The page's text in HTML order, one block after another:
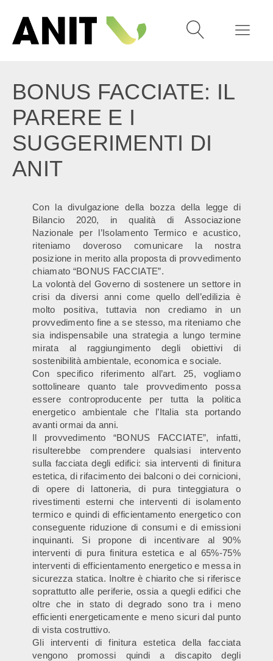
BONUS FACCIATE: IL
PARERE E I
SUGGERIMENTI DI
ANIT
Con la divulgazione della bozza della legge di
Bilancio 2020, in qualità di Associazione
Nazionale per l’Isolamento Termico e acustico,
riteniamo doveroso comunicare la nostra
posizione in merito alla proposta di provvedimento
chiamato “BONUS FACCIATE”.
La volontà del Governo di sostenere un settore in
crisi da diversi anni come quello dell’edilizia è
molto positiva, tuttavia non crediamo in un
provvedimento fine a se stesso, ma riteniamo che
sia indispensabile una strategia a lungo termine
mirata al raggiungimento degli obiettivi di
sostenibilità ambientale, economica e sociale.
Con specifico riferimento all’art. 25, vogliamo
sottolineare quanto tale provvedimento possa
essere controproducente per tutta la politica
energetico ambientale che l’Italia sta portando
avanti ormai da anni.
Il provvedimento “BONUS FACCIATE”, infatti,
risulterebbe comprendere qualsiasi intervento
sulla facciata degli edifici: sia interventi di finitura
estetica, di rifacimento dei balconi o dei cornicioni,
di opere di lattoneria, di pura tinteggiatura o
rivestimenti esterni che interventi di isolamento
termico e quindi di efficientamento energetico con
conseguente riduzione di consumi e di emissioni
inquinanti. Si propone di incentivare al 90%
interventi di pura finitura estetica e al 65%-75%
interventi di efficientamento energetico e messa in
sicurezza statica. Inoltre è chiarito che si riferisce
soprattutto alle periferie, ossia a quegli edifici che
oltre che in stato di degrado sono tra i meno
efficienti energeticamente e meno sicuri dal punto
di vista costruttivo.
Gli interventi di finitura estetica della facciata
vengono promossi quindi a discapito degli